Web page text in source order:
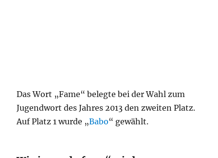
Das Wort „Fame“ belegte bei der Wahl zum
Jugendwort des Jahres 2013 den zweiten Platz.
Auf Platz 1 wurde „Babo“ gewählt.